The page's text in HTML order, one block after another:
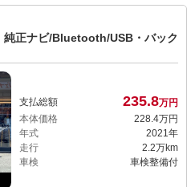
純正ナビ/Bluetooth/USB・バック
支払総額 235.8万円
本体価格
228. 4万円
年式
2021年
走行
2.2万km
車検
車検整備付